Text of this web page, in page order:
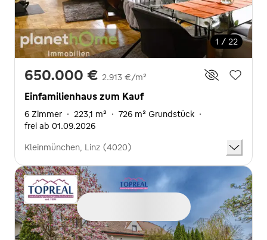
1 / 22
650.000 € 2.913 €/m²
Einfamilienhaus zum Kauf
6 Zimmer · 223,1 m² · 726 m² Grundstück ·
frei ab 01.09.2026
Kleinmünchen, Linz (4020)